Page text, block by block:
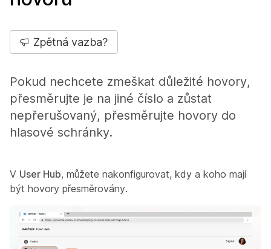
Zpětná vazba?
Pokud nechcete zmeškat důležité hovory,
přesměrujte je na jiné číslo a zůstat
nepřerušovaný, přesměrujte hovory do
hlasové schránky.
V User Hub, můžete nakonfigurovat, kdy a koho mají
být hovory přesměrovány.